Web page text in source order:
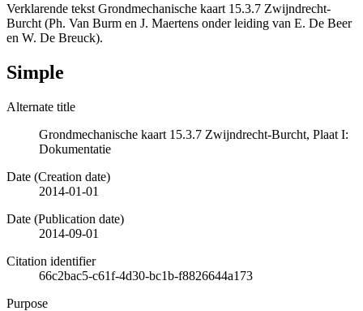
Verklarende tekst Grondmechanische kaart 15.3.7 Zwijndrecht-
Burcht (Ph. Van Burm en J. Maertens onder leiding van E. De Beer
en W. De Breuck).
Simple
Alternate title
Grondmechanische kaart 15.3.7 Zwijndrecht-Burcht, Plaat I:
Dokumentatie
Date (Creation date)
2014-01-01
Date (Publication date)
2014-09-01
Citation identifier
66c2bac5-c61f-4d30-bc1b-f8826644a173
Purpose